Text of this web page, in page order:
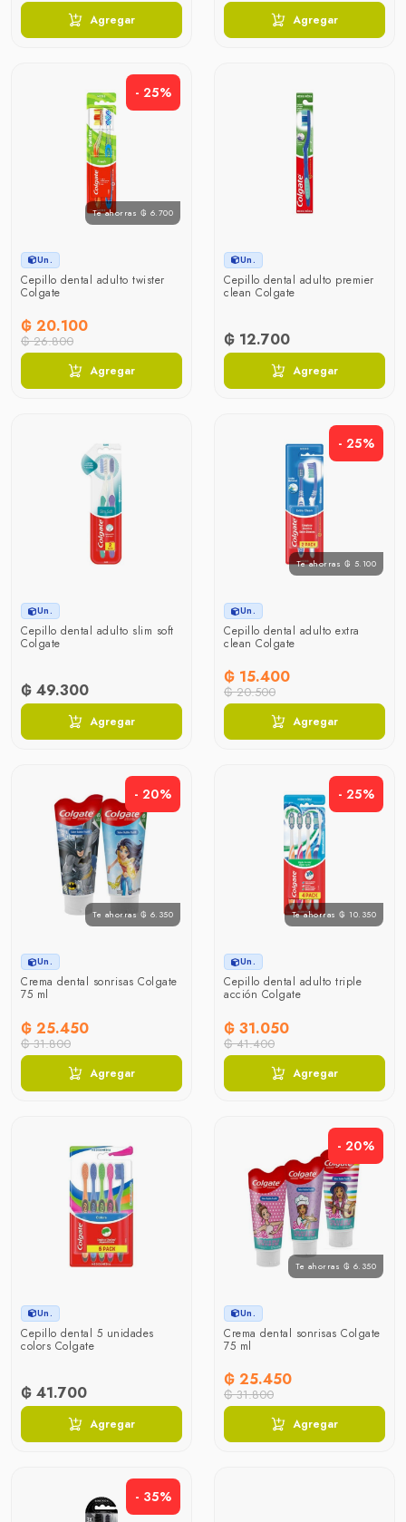
Agregar Agregar
Te ahorras ₲ 6.700
- 25%
Un.
Cepillo dental adulto twister
Colgate
₲ 20.100
₲ 26.800
Agregar
Un.
Cepillo dental adulto premier
clean Colgate
₲ 12.700
Agregar
Un.
Cepillo dental adulto slim soft
Colgate
₲ 49.300
Agregar
Te ahorras ₲ 5.100
- 25%
Un.
Cepillo dental adulto extra
clean Colgate
₲ 15.400
₲ 20.500
Agregar
Te ahorras ₲ 6.350
- 20%
Un.
Crema dental sonrisas Colgate
75 ml
₲ 25.450
₲ 31.800
Agregar
Te ahorras ₲ 10.350
- 25%
Un.
Cepillo dental adulto triple
acción Colgate
₲ 31.050
₲ 41.400
Agregar
Un.
Cepillo dental 5 unidades
colors Colgate
₲ 41.700
Agregar
Te ahorras ₲ 6.350
- 20%
Un.
Crema dental sonrisas Colgate
75 ml
₲ 25.450
₲ 31.800
Agregar
- 35%